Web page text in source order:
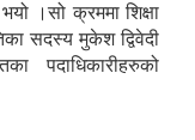
।सो क्रममा शिक्षा
सदस्य मुकेश द्विवेदी
पदाधिकारीहरुको